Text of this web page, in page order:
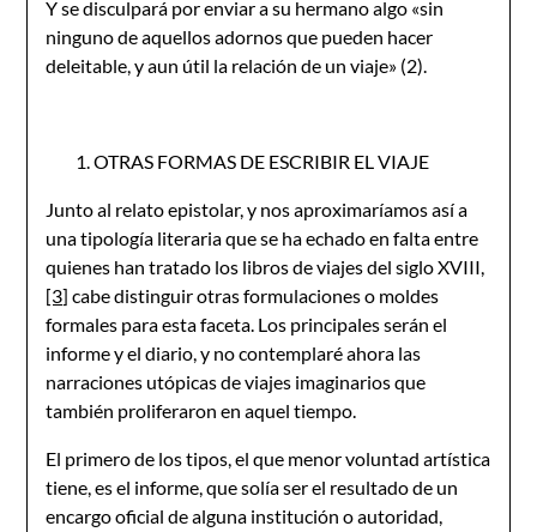
Y se disculpará por enviar a su hermano algo «sin
ninguno de aquellos adornos que pueden hacer
deleitable, y aun útil la relación de un viaje» (2).
OTRAS FORMAS DE ESCRIBIR EL VIAJE
Junto al relato epistolar, y nos aproximaríamos así a
una tipología literaria que se ha echado en falta entre
quienes han tratado los libros de viajes del siglo XVIII,
[3] cabe distinguir otras formulaciones o moldes
formales para esta faceta. Los principales serán el
informe y el diario, y no contemplaré ahora las
narraciones utópicas de viajes imaginarios que
también proliferaron en aquel tiempo.
El primero de los tipos, el que menor voluntad artística
tiene, es el informe, que solía ser el resultado de un
encargo oficial de alguna institución o autoridad,